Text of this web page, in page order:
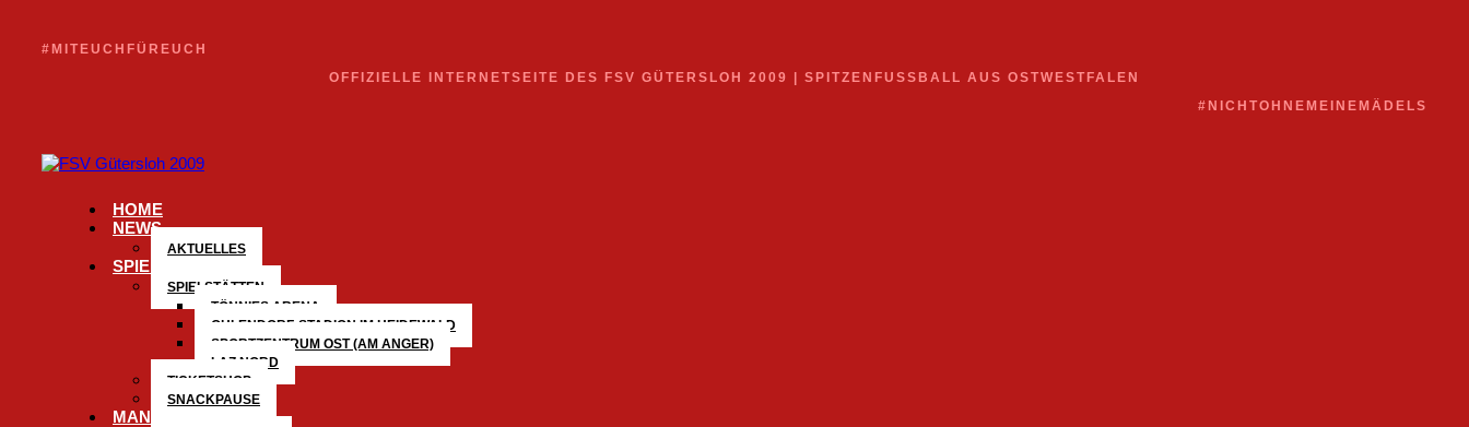
#MITEUCHFÜREUCH
OFFIZIELLE INTERNETSEITE DES FSV GÜTERSLOH 2009 | SPITZENFUSSBALL AUS OSTWESTFALEN
#NICHTOHNEMEINEMÄDELS
HOME
NEWS
AKTUELLES
SPIELTAG
SPIELSTÄTTEN
TÖNNIES ARENA
OHLENDORF-STADION IM HEIDEWALD
SPORTZENTRUM OST (AM ANGER)
LAZ NORD
TICKETSHOP
SNACKPAUSE
MANNSCHAFTEN